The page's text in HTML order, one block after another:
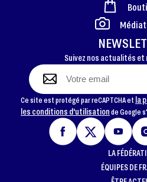
Suivez nos actualités
Ce site est protégé par reCAPTCHA et la
les conditions d'utilisationde Google
LA
ÉQUIPES DE